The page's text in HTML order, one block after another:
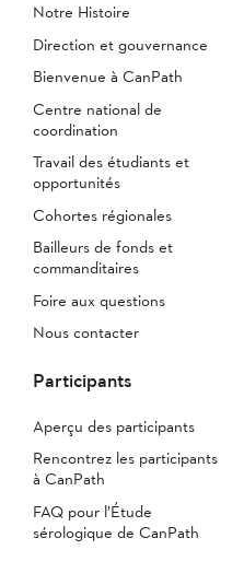
Notre Histoire
Direction et gouvernance
Bienvenue à CanPath
Centre national de
coordination
Travail des étudiants et
opportunités
Cohortes régionales
Bailleurs de fonds et
commanditaires
Foire aux questions
Nous contacter
Participants
Aperçu des participants
Rencontrez les participants
à CanPath
FAQ pour l’Étude
sérologique de CanPath